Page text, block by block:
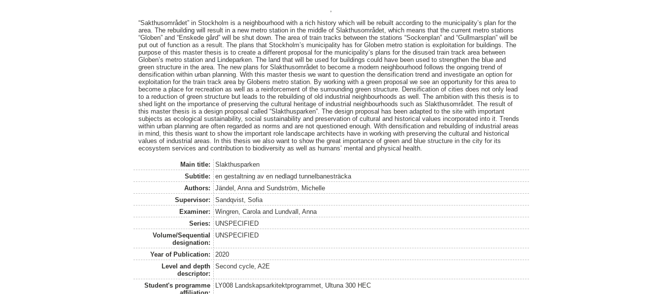
“Sakthusområdet” in Stockholm is a neighbourhood with a rich history which will be rebuilt according to the municipality’s plan for the
area. The rebuilding will result in a new metro station in the middle of Slakthusområdet, which means that the current metro stations
“Globen” and “Enskede gård” will be shut down. The area of train tracks between the stations “Sockenplan” and “Gullmarsplan” will be
put out of function as a result. The plans that Stockholm’s municipality has for Globen metro station is exploitation for buildings. The
purpose of this master thesis is to create a different proposal for the municipality’s plans for the disused train track area between
Globen’s metro station and Lindeparken. The land that will be used for buildings could have been used to strengthen the blue and
green structure in the area. The new plans for Slakthusområdet to become a modern neighbourhood follows the ongoing trend of
densification within urban planning. With this master thesis we want to question the densification trend and investigate an option for
exploitation for the train track area by Globens metro station. By working with a green proposal we see an opportunity for this area to
become a place for recreation as well as a reinforcement of the surrounding green structure. Densification of cities does not only lead
to a reduction of green structure but leads to the rebuilding of old industrial neighbourhoods as well. The ambition with this thesis is to
shed light on the importance of preserving the cultural heritage of industrial neighbourhoods such as Slakthusområdet. The result of
this master thesis is a design proposal called “Slakthusparken”. The design proposal has been adapted to the site with important
subjects as ecological sustainability, social sustainability and preservation of cultural and historical values incorporated into it. Trends
within urban planning are often regarded as norms and are not questioned enough. With densification and rebuilding of industrial areas
in mind, this thesis want to show the important role landscape architects have in working with preserving the cultural and historical
values of industrial areas. In this thesis we also want to show the great importance of green and blue structure in the city for its
ecosystem services and contribution to biodiversity as well as humans’ mental and physical health.
Main title:
Slakthusparken
Subtitle:
en gestaltning av en nedlagd tunnelbanesträcka
Authors:
Jändel, Annaand Sundström, Michelle
Supervisor:
Sandqvist, Sofia
Examiner:
Wingren, Carolaand Lundvall, Anna
Series:
UNSPECIFIED
Volume/Sequential
designation:
UNSPECIFIED
Year of Publication:
2020
Level and depth
descriptor:
Second cycle, A2E
Student's programme
LY008 Landskapsarkitektprogrammet, Ultuna 300 HEC